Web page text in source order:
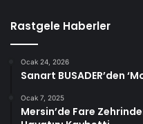
Rastgele Haberler
Ocak 24, 2026
Sanart BUSADER’den
Ocak 7, 2025
Mersin’de Fare